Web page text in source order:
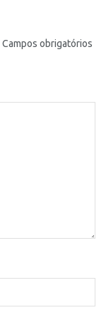
Campos obrigatórios